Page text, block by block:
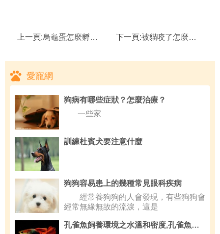
上一頁:烏龜蛋怎麼孵化 烏龜蛋孵化方法 下一頁:被貓咬了怎麼辦 被貓咬如何處理
愛寵網
狗病有哪些症狀？怎麼治療？
一些家
訓練杜賓犬要注意什麼
狗狗容易患上的幾種常見眼科疾病
經常養狗狗的人會發現，有些狗狗會
經常無緣無故的流淚，這是
孔雀魚飼養環境之水溫和密度,孔雀魚的飼養方法